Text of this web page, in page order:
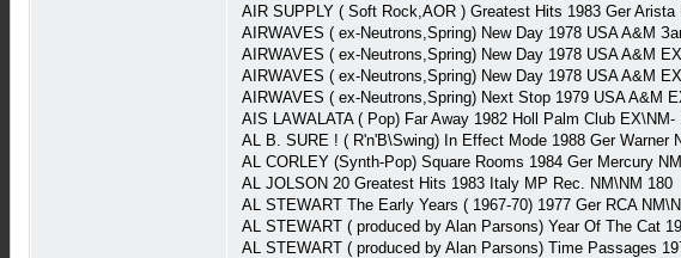
AIR SUPPLY ( Soft Rock,AOR ) Greatest Hits 1983 Ger
AIRWAVES ( ex-Neutrons,Spring) New Day 1978 USA A&M
AIRWAVES ( ex-Neutrons,Spring) New Day 1978 USA A&M
AIRWAVES ( ex-Neutrons,Spring) New Day 1978 USA A&M
AIRWAVES ( ex-Neutrons,Spring) Next Stop 1979 USA A&M
AIS LAWALATA ( Pop) Far Away 1982 Holl Palm Club EX\NM-
AL B. SURE ! ( R'n'B\Swing) In Effect Mode 1988 Ger Warner
AL CORLEY (Synth-Pop) Square Rooms 1984 Ger Mercury
AL JOLSON 20 Greatest Hits 1983 Italy MP Rec. NM\NM 180
AL STEWART The Early Years ( 1967-70) 1977 Ger RCA
AL STEWART ( produced by Alan Parsons) Year Of The Cat
AL STEWART ( produced by Alan Parsons) Time Passages